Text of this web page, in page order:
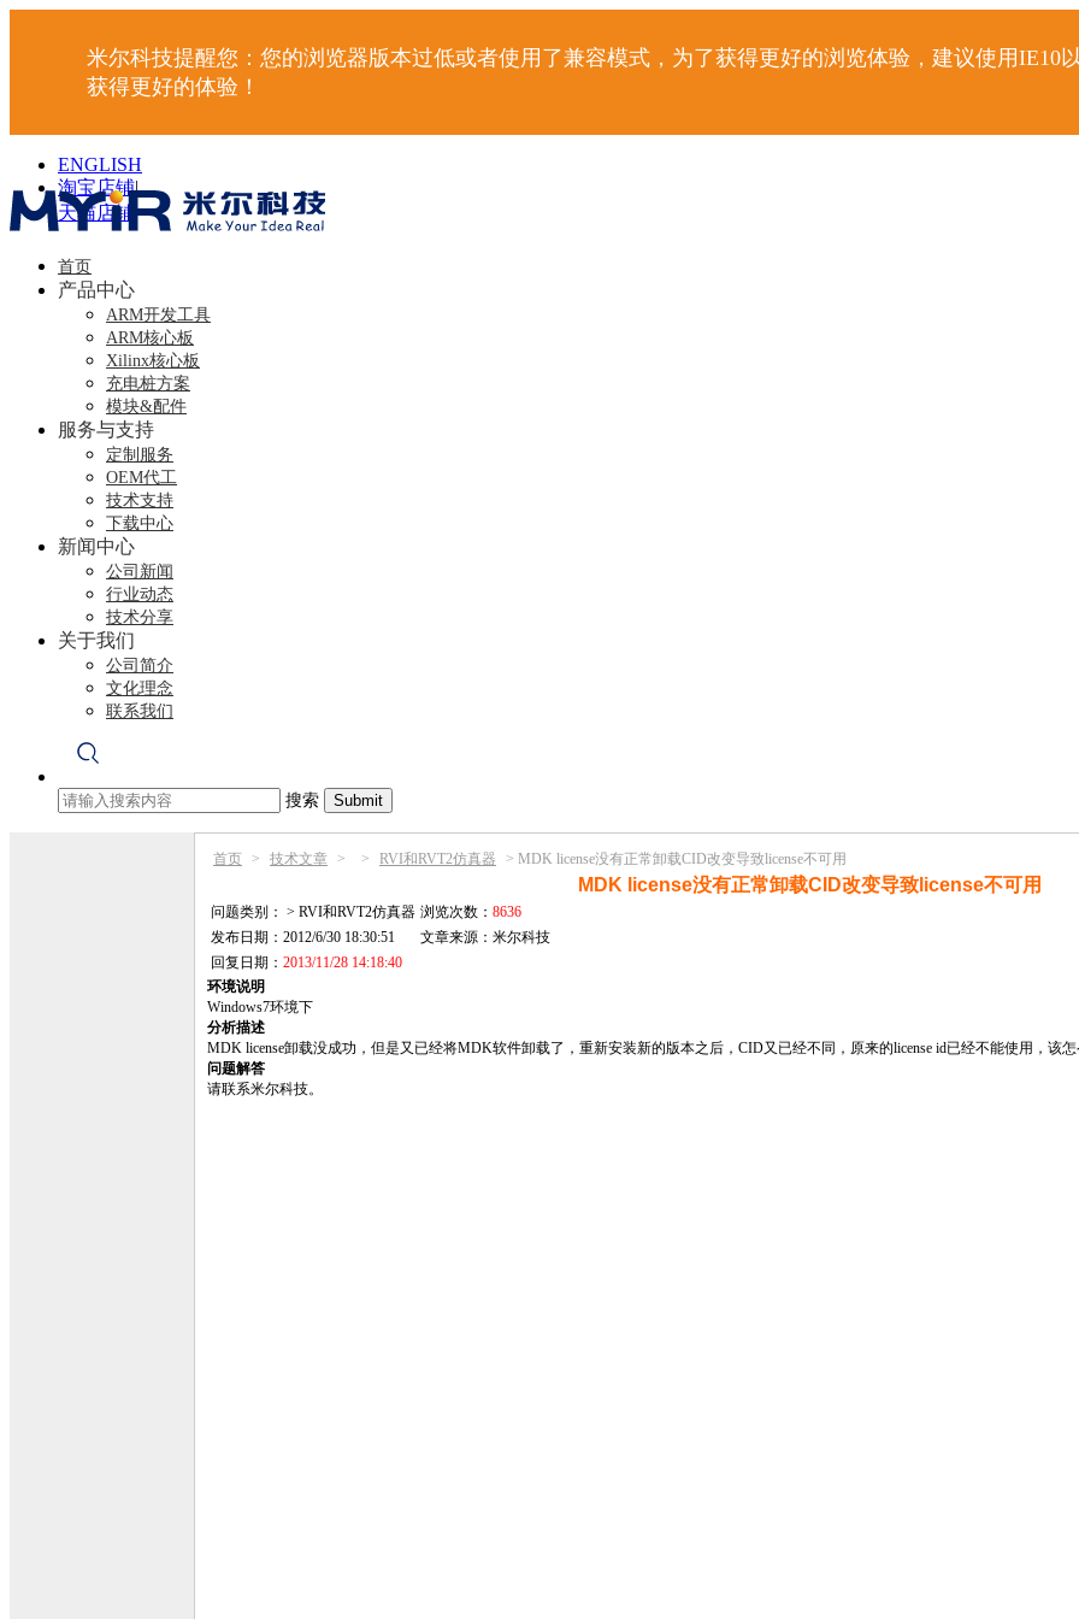
米尔科技提醒您：您的浏览器版本过低或者使用了兼容模式，为了获得更好的浏览体验，建议使用IE10
获得更好的体验！
ENGLISH
淘宝店铺|
天猫店铺 |
首页
产品中心
ARM开发工具
ARM核心板
Xilinx核心板
充电桩方案
模块&配件
服务与支持
定制服务
OEM代工
技术支持
下载中心
新闻中心
公司新闻
行业动态
技术分享
关于我们
公司简介
文化理念
联系我们
搜索
首页 > 技术文章 > > RVI和RVT2仿真器 > MDK license没有正常卸载CID改变导致license不可用
MDK license没有正常卸载CID改变导致license不可用
问题类别： > RVI和RVT2仿真器 浏览次数： 8636
发布日期：2012/6/30 18:30:51
文章来源： 米尔科技
回复日期： 2013/11/28 14:18:40
环境说明
Windows7环境下
分析描述
MDK license卸载没成功，但是又已经将MDK软件卸载了，重新安装新的版本之后，CID又已经不同，原来的license id已经不能使用，该
问题解答
请联系米尔科技。